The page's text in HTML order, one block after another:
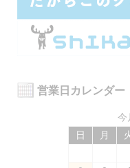
営業日カレンダー
今
日
月